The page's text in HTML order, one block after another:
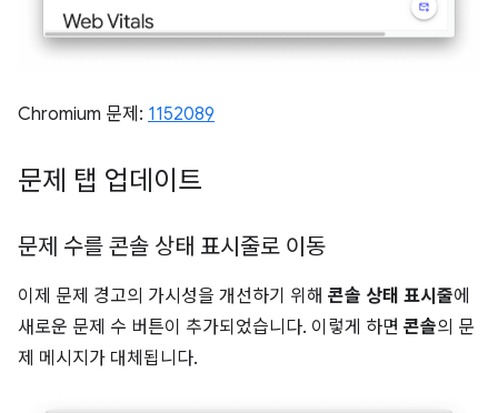
Chromium 문제: 1152089
문제 탭 업데이트
문제 수를 콘솔 상태 표시줄로 이동
이제 문제 경고의 가시성을 개선하기 위해 콘솔 상태 표시줄에
새로운 문제 수 버튼이 추가되었습니다. 이렇게 하면 콘솔의 문
제 메시지가 대체됩니다.